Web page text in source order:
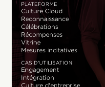
PLATEFORME
Culture Cloud
Reconnaissance
Célébrations
Récompenses
Vitrine
Mesures incitatives
CAS D'UTILISATION
Engagement
Intégration
Culture d'entreprise